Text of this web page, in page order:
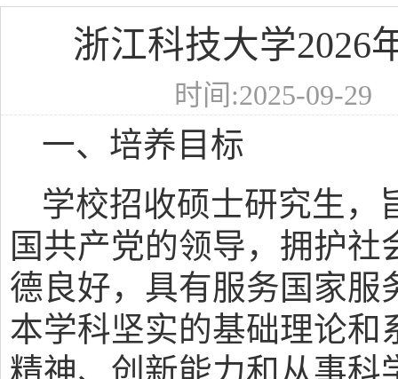
浙江科技大学2026
时间:2025-09-
一、培养目标
学校招收硕士研究生，
国共产党的领导，拥护
德良好，具有服务国家服
本学科坚实的基础理论和
精神、创新能力和从事科